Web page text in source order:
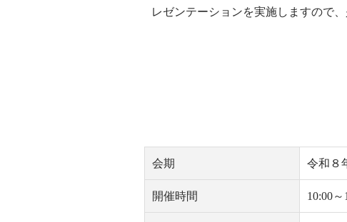
レゼンテーションを実施しますので
会期 令和８
開催時間 10:00